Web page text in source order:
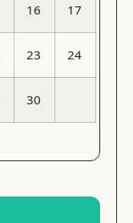
16 17
23 24
30